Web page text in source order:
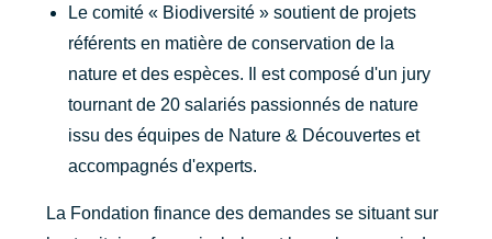
Le comité « Biodiversité » soutient de projets
référents en matière de conservation de la
nature et des espèces. Il est composé d'un jury
tournant de 20 salariés passionnés de nature
issu des équipes de Nature & Découvertes et
accompagnés d'experts.
La Fondation finance des demandes se situant sur